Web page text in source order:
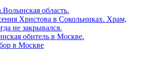
область.
Христова в Сокольниках. Храм,
не закрывался.
обитель в Москве.
в Москве